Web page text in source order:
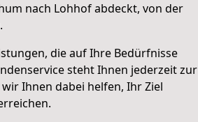
nach Lohhof abdeckt, von der
die auf Ihre Bedürfnisse
steht Ihnen jederzeit zur
Ihnen dabei helfen, Ihr Ziel